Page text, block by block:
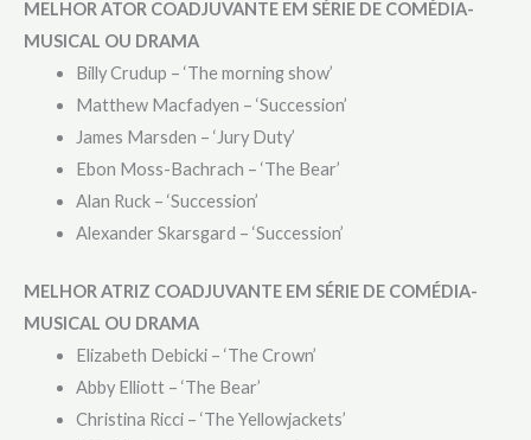
MELHOR ATOR COADJUVANTE EM SÉRIE DE COMÉDIA-
MUSICAL OU DRAMA
Billy Crudup – ‘The morning show’
Matthew Macfadyen – ‘Succession’
James Marsden – ‘Jury Duty’
Ebon Moss-Bachrach – ‘The Bear’
Alan Ruck – ‘Succession’
Alexander Skarsgard – ‘Succession’
MELHOR ATRIZ COADJUVANTE EM SÉRIE DE COMÉDIA-
MUSICAL OU DRAMA
Elizabeth Debicki – ‘The Crown’
Abby Elliott – ‘The Bear’
Christina Ricci – ‘The Yellowjackets’